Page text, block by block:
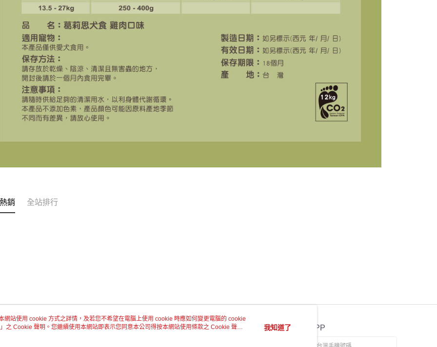
銷 全站排行
關於我們 客服資訊 官方APP
網站使用 cookie 方式之詳情，及若您不希望在電腦上使用 cookie 時應如何變更電腦的 cookie
」之 Cookie 聲明。您繼續使用本網站即表示您同意本公司得按本網站使用條款之 Cookie 聲明
我知道了